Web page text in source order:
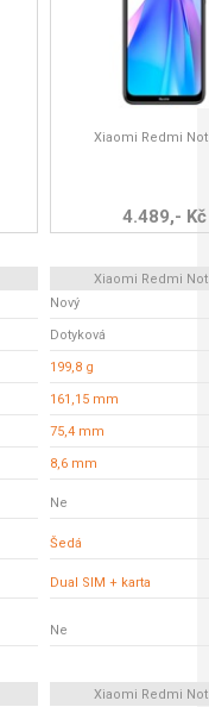
Xiaomi Redmi
4.489,- Kč
Xiaomi Redmi
Nový
Dotyková
199,8 g
161,15 mm
75,4 mm
8,6 mm
Ne
Šedá
Dual SIM + karta
Ne
Xiaomi Redmi